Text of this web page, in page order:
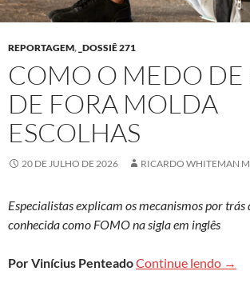
REPORTAGEM, _DOSSIÊ 271
COMO O MEDO DE
DE FORA MOLDA
ESCOLHAS
20 DE JULHO DE 2026 RICARDO WHITEMAN
Especialistas explicam os mecanismos por trás
conhecida como FOMO na sigla em inglês
Por Vinícius PenteadoContinue lendo →